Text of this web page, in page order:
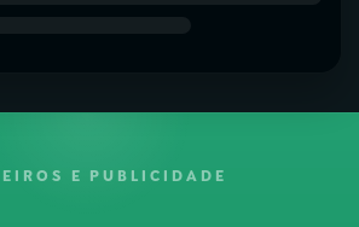
E PUBLICIDADE